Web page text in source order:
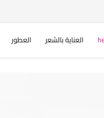
العناية بالشعر العطور